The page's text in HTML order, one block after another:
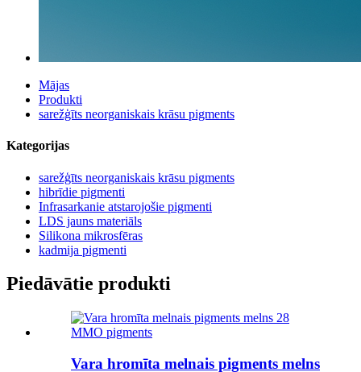
Mājas
Produkti
sarežģīts neorganiskais krāsu pigments
Kategorijas
sarežģīts neorganiskais krāsu pigments
hibrīdie pigmenti
Infrasarkanie atstarojošie pigmenti
LDS jauns materiāls
Silikona mikrosfēras
kadmija pigmenti
Piedāvātie produkti
Vara hromīta melnais pigments melns